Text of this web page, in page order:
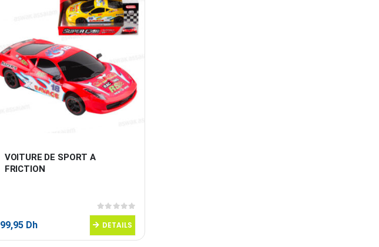
VOITURE DE SPORT A
FRICTION
0sur 5
99,95 Dh DETAILS